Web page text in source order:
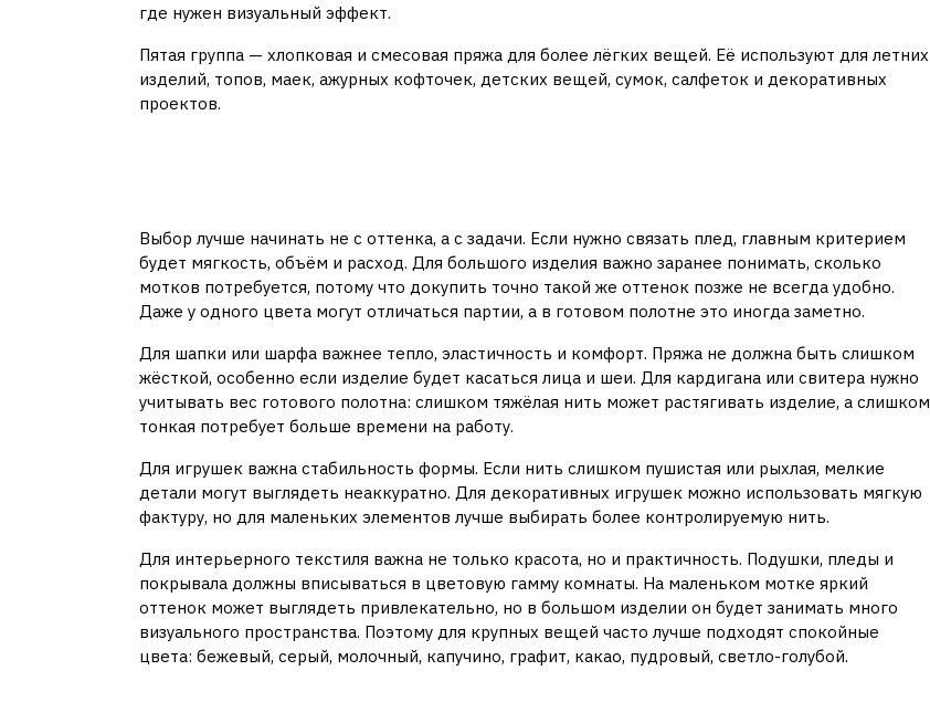
где нужен визуальный эффект.
Пятая группа — хлопковая и смесовая пряжа для более лёгких вещей. Её используют для летних
изделий, топов, маек, ажурных кофточек, детских вещей, сумок, салфеток и декоративных
проектов.
Выбор лучше начинать не с оттенка, а с задачи. Если нужно связать плед, главным критерием
будет мягкость, объём и расход. Для большого изделия важно заранее понимать, сколько
мотков потребуется, потому что докупить точно такой же оттенок позже не всегда удобно.
Даже у одного цвета могут отличаться партии, а в готовом полотне это иногда заметно.
Для шапки или шарфа важнее тепло, эластичность и комфорт. Пряжа не должна быть слишком
жёсткой, особенно если изделие будет касаться лица и шеи. Для кардигана или свитера нужно
учитывать вес готового полотна: слишком тяжёлая нить может растягивать изделие, а слишком
тонкая потребует больше времени на работу.
Для игрушек важна стабильность формы. Если нить слишком пушистая или рыхлая, мелкие
детали могут выглядеть неаккуратно. Для декоративных игрушек можно использовать мягкую
фактуру, но для маленьких элементов лучше выбирать более контролируемую нить.
Для интерьерного текстиля важна не только красота, но и практичность. Подушки, пледы и
покрывала должны вписываться в цветовую гамму комнаты. На маленьком мотке яркий
оттенок может выглядеть привлекательно, но в большом изделии он будет занимать много
визуального пространства. Поэтому для крупных вещей часто лучше подходят спокойные
цвета: бежевый, серый, молочный, капучино, графит, какао, пудровый, светло-голубой.